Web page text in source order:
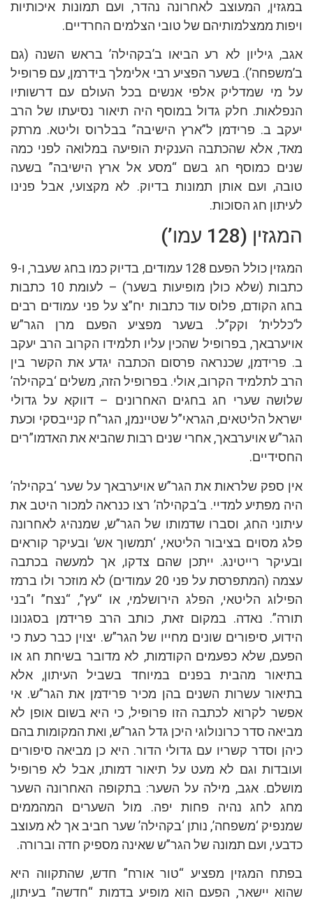
במגזין, המעוצב לאחרונה נהדר, ועם תמונות איכותיות
ויפות ממצלמותיהם של טובי הצלמים החרדיים.
אגב, גיליון לא רע הביאו ב’בקהילה’ בראש השנה (גם
ב’משפחה’). בשער הפציע רבי אלימלך בידרמן, עם פרופיל
על מי שמדליק אלפי אנשים בכל העולם עם דרשותיו
הנפלאות. חלק גדול במוסף היה תיאור נסיעתו של הרב
יעקב ב. פרידמן ל”ארץ הישיבה” בבלרוס וליטא. מרתק
מאד, אלא שהכתבה הענקית הופיעה במלואה לפני כמה
שנים כמוסף חג בשם “מסע אל ארץ הישיבה” בשעה
טובה, ועם אותן תמונות בדיוק. לא מקצועי, אבל פנינו
לעיתון חג הסוכות.
המגזין (128 עמו’)
המגזין כולל הפעם 128 עמודים, בדיוק כמו בחג שעבר, ו-9
כתבות (שלא כולן מופיעות בשער) – לעומת 10 כתבות
בחג הקודם, פלוס עוד כתבות יח”צ על פני עמודים רבים
ל’כללית’ וקק”ל. בשער מפציע הפעם מרן הגר”ש
אויערבאך, בפרופיל שהכין עליו תלמידו הקרוב הרב יעקב
ב. פרידמן, שכנראה פרסום הכתבה יגדע את הקשר בין
הרב לתלמיד הקרוב, אולי. בפרופיל הזה, משלים ‘בקהילה’
שלושה שערי חג בחגים האחרונים – דווקא על גדולי
ישראל הליטאים, הגראי”ל שטיינמן, הגר”ח קנייבסקי וכעת
הגר”ש אויערבאך, אחרי שנים רבות שהביא את האדמו”רים
החסידיים.
אין ספק שלראות את הגר”ש אויערבאך על שער ‘בקהילה’
היה מפתיע למדיי. ב’בקהילה’ רצו כנראה למכור היטב את
עיתוני החג, וסברו שדמותו של הגר”ש, שמנהיג לאחרונה
פלג מסוים בציבור הליטאי, ‘תמשוך אש’ ובעיקר קוראים
ובעיקר רייטינג. ייתכן שהם צדקו, אך למעשה בכתבה
עצמה (המתפרסת על פני 20 עמודים) לא מוזכר ולו ברמז
הפילוג הליטאי, הפלג הירושלמי, או “עץ”, “נצח” ו”בני
תורה”. נאדה. במקום זאת, כותב הרב פרידמן בסגנונו
הידוע, סיפורים שונים מחייו של הגר”ש. יצוין כבר כעת כי
הפעם, שלא כפעמים הקודמות, לא מדובר בשיחת חג או
בתיאור מהבית בפנים במיוחד בשביל העיתון, אלא
בתיאור עשרות השנים בהן מכיר פרידמן את הגר”ש. אי
אפשר לקרוא לכתבה הזו פרופיל, כי היא בשום אופן לא
מביאה סדר כרונולוגי היכן גדל הגר”ש, ואת המקומות בהם
כיהן וסדר קשריו עם גדולי הדור. היא כן מביאה סיפורים
ועובדות וגם לא מעט על תיאור דמותו, אבל לא פרופיל
מושלם. אגב, מילה על השער: בתקופה האחרונה השער
מחג לחג נהיה פחות יפה. מול השערים המהממים
שמנפיק ‘משפחה’, נותן ‘בקהילה’ שער חביב אך לא מעוצב
כדבעי, ועם תמונה של הגר”ש שאינה מספיק חדה וברורה.
בפתח המגזין מפציע “טור אורח” חדש, שהתקווה היא
שהוא יישאר, הפעם הוא מופיע בדמות “חדשה” בעיתון,